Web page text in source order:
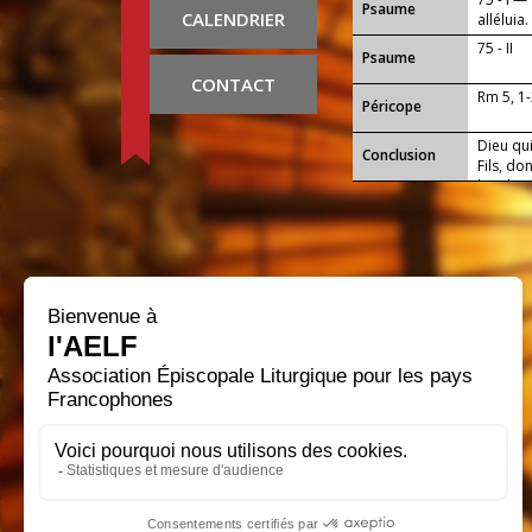
CALENDRIER
CONTACT
Psaume
alléluia.
Psaume
75 - II
Péricope Rm 5,
Conclusion
Dieu
Fils,